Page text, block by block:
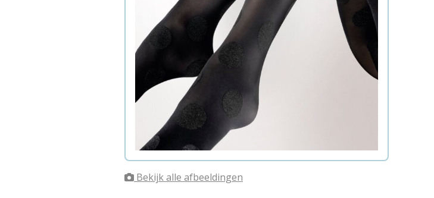
Bekijk alle afbeeldingen